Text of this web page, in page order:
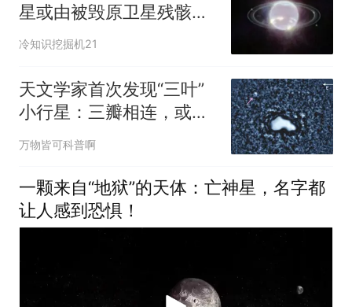
星或由被毁原卫星残骸重
塑
冷知识挖掘机21
天文学家首次发现“三叶”
小行星：三瓣相连，或为
太阳系独有
万物皆可科普啊
一颗来自“地狱”的天体：亡神星，名字都
让人感到恐惧！